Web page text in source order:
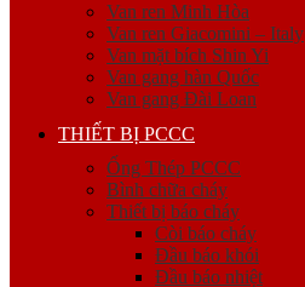
Van ren Minh Hòa
Van ren Giacomini – Italy
Van mặt bích Shin Yi
Van gang hàn Quốc
Van gang Đài Loan
THIẾT BỊ PCCC
Ống Thép PCCC
Bình chữa cháy
Thiết bị báo cháy
Còi báo cháy
Đầu báo khói
Đầu báo nhiệt